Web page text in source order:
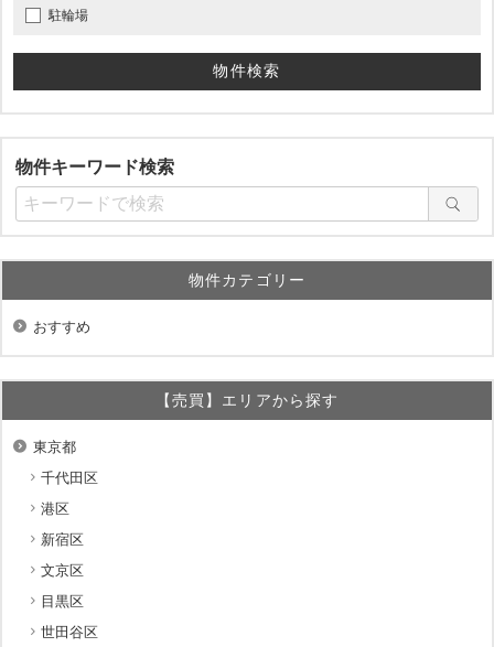
駐輪場
物件キーワード検索
物件カテゴリー
おすすめ
【売買】エリアから探す
東京都
千代田区
港区
新宿区
文京区
目黒区
世田谷区